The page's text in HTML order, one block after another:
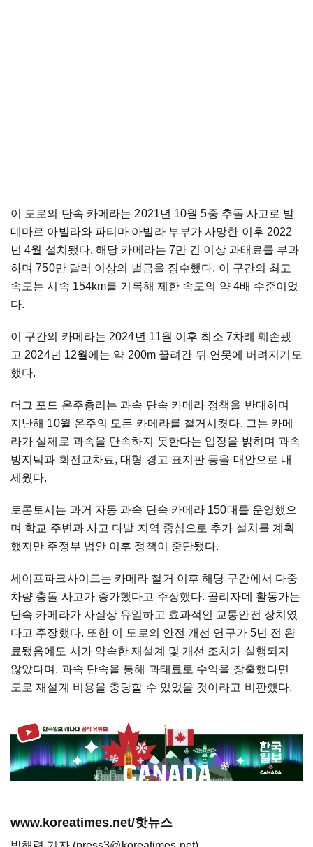
이 도로의 단속 카메라는 2021년 10월 5중 추돌 사고로 발
데마르 아빌라와 파티마 아빌라 부부가 사망한 이후 2022
년 4월 설치됐다. 해당 카메라는 7만 건 이상 과태료를 부과
하며 750만 달러 이상의 벌금을 징수했다. 이 구간의 최고
속도는 시속 154km를 기록해 제한 속도의 약 4배 수준이었
다.
이 구간의 카메라는 2024년 11월 이후 최소 7차례 훼손됐
고 2024년 12월에는 약 200m 끌려간 뒤 연못에 버려지기도
했다.
더그 포드 온주총리는 과속 단속 카메라 정책을 반대하며
지난해 10월 온주의 모든 카메라를 철거시켯다. 그는 카메
라가 실제로 과속을 단속하지 못한다는 입장을 밝히며 과속
방지턱과 회전교차료, 대형 경고 표지판 등을 대안으로 내
세웠다.
토론토시는 과거 자동 과속 단속 카메라 150대를 운영했으
며 학교 주변과 사고 다발 지역 중심으로 추가 설치를 계획
했지만 주정부 법안 이후 정책이 중단됐다.
세이프파크사이드는 카메라 철거 이후 해당 구간에서 다중
차량 충돌 사고가 증가했다고 주장했다. 골리자데 활동가는
단속 카메라가 사실상 유일하고 효과적인 교통안전 장치였
다고 주장했다. 또한 이 도로의 안전 개선 연구가 5년 전 완
료됐음에도 시가 약속한 재설계 및 개선 조치가 실행되지
않았다며, 과속 단속을 통해 과태료로 수익을 창출했다면
도로 재설계 비용을 충당할 수 있었을 것이라고 비판했다.
www.koreatimes.net/핫뉴스